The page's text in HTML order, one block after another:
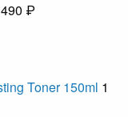
₽
Toner 150ml 1